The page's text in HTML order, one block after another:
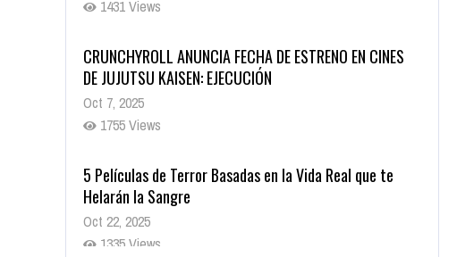
DE JUJUTSU KAISEN: EJECUCIÓN
Oct 7, 2025
1755 Views
Helarán la Sangre
Oct 22, 2025
1335 Views